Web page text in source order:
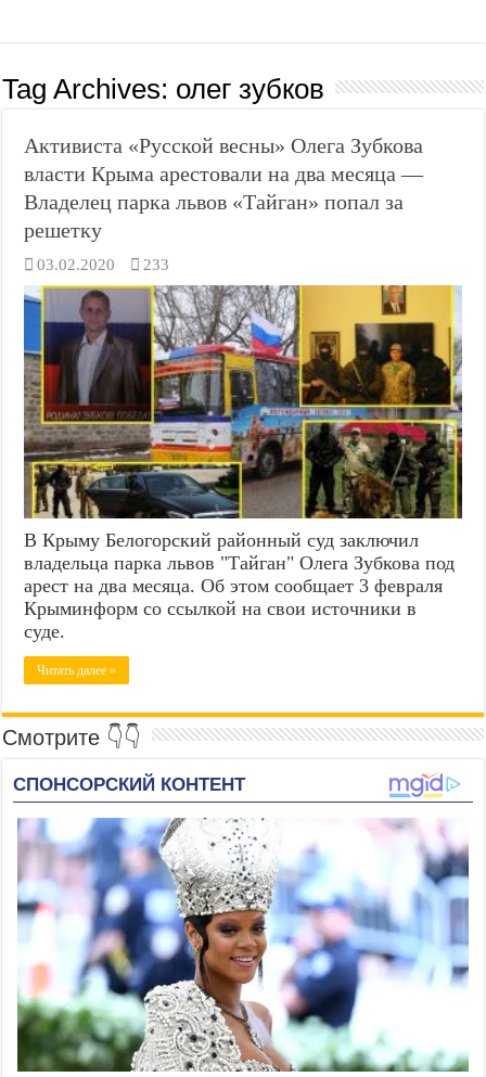
Tag Archives: олег зубков
Активиста «Русской весны» Олега Зубкова
власти Крыма арестовали на два месяца —
Владелец парка львов «Тайган» попал за
решетку
03.02.2020 233
В Крыму Белогорский районный суд заключил
владельца парка львов "Тайган" Олега Зубкова под
арест на два месяца. Об этом сообщает 3 февраля
Крыминформ со ссылкой на свои источники в
суде.
Читать далее »
Смотрите 👇👇